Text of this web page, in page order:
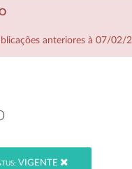
anteriores à 07/02/
VIGENTE